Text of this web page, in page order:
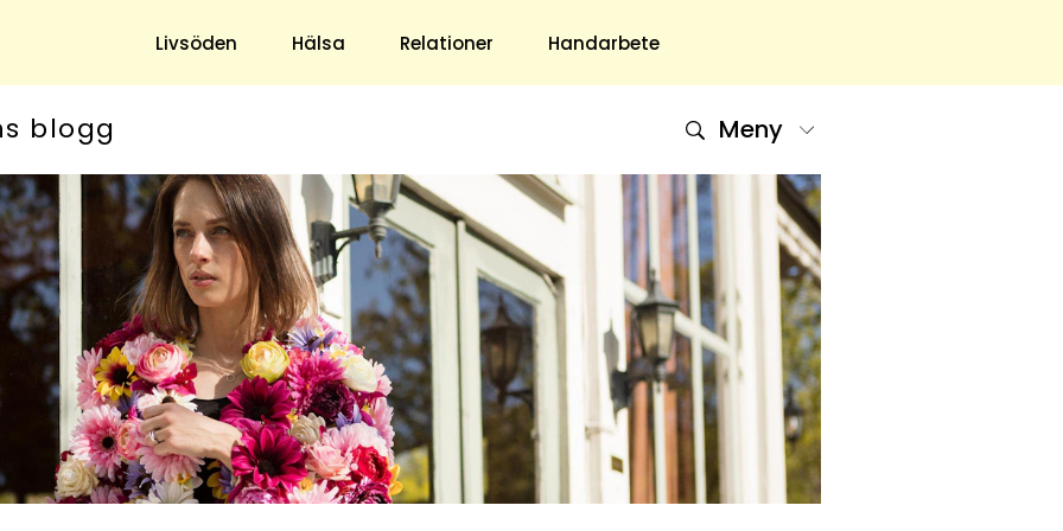
Livsöden Hälsa Relationer Handarbete
& Trädgård
Hushåll
Ekonomi
Mat & Dryck
& Antikt
DIY - Gör Det Själv
Underhållning
Nöje
TV
Horoskop
Quiz
Om Oss
Om Oss & Kontakt
Tidningar Hos Allas.se
Nyhetsbrev
Om Cookies
Integritetspolicy
Skapa Konto
Hantera Preferenser
blogg Meny